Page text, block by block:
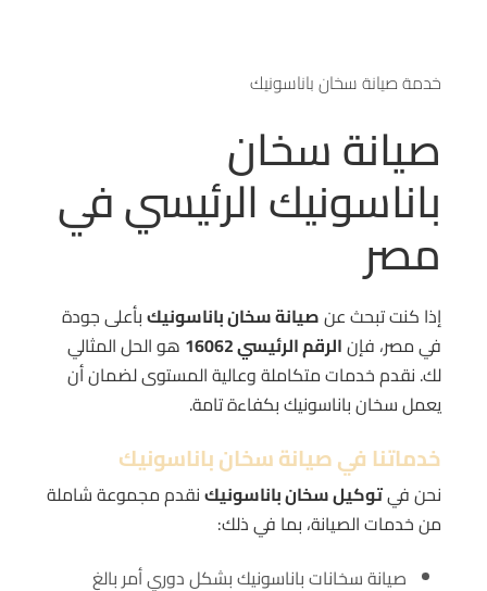
خدمة صيانة سخان باناسونيك
صيانة سخان
باناسونيك الرئيسي في
مصر
إذا كنت تبحث عنصيانة سخان باناسونيكبأعلى جودة
في مصر، فإنالرقم الرئيسي 16062
هو الحل المثالي
لك. نقدم خدمات متكاملة وعالية المستوى لضمان أن
يعمل سخان باناسونيك بكفاءة تامة.
خدماتنا في صيانة سخان باناسونيك
نحن فيتوكيل سخان باناسونيكنقدم مجموعة شاملة
من خدمات الصيانة، بما في ذلك:
صيانة سخانات باناسونيك بشكل دوري أمر بالغ